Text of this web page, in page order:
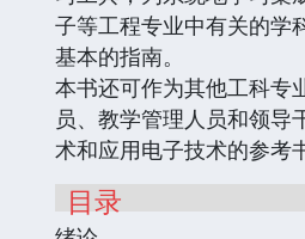
子等工程专业中有关的学
基本的指南。
本书还可作为其他工科专
员、教学管理人员和领导
术和应用电子技术的参考
目录